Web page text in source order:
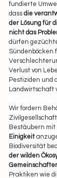
fundierte
dass die
der Lösung für
nicht das
dürfen
Sündenböcken
Verlust von
Pestiziden und
Landwirtschaft
Wir fordern
Bestäubern mit
Einigkeit
Biodiversität
der wilden
Praktiken wie